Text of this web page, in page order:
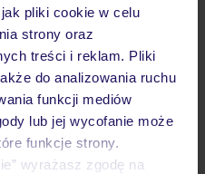
pliki cookie w celu
strony oraz
treści i reklam. Pliki
do analizowania ruchu
funkcji mediów
lub jej wycofanie może
funkcje strony.
wyrażasz zgodę na